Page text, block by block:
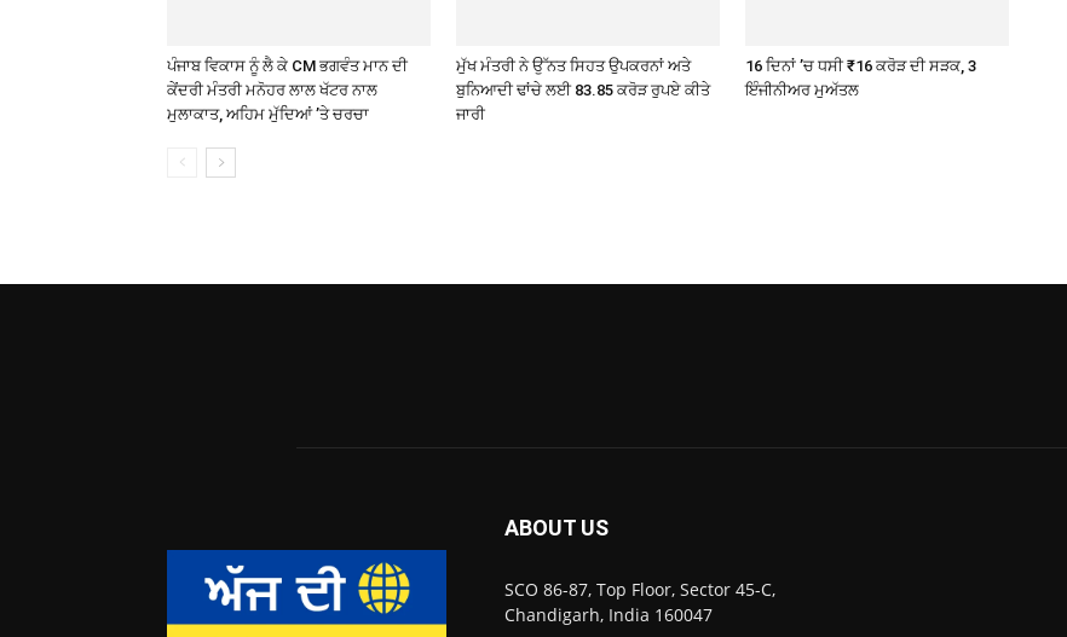
ਪੰਜਾਬ ਵਿਕਾਸ ਨੂੰ ਲੈ ਕੇ CM ਭਗਵੰਤ ਮਾਨ ਦੀ
ਕੇਂਦਰੀ ਮੰਤਰੀ ਮਨੋਹਰ ਲਾਲ ਖੱਟਰ ਨਾਲ
ਮੁਲਾਕਾਤ, ਅਹਿਮ ਮੁੱਦਿਆਂ ’ਤੇ ਚਰਚਾ
ਮੁੱਖ ਮੰਤਰੀ ਨੇ ਉੱਨਤ ਸਿਹਤ ਉਪਕਰਨਾਂ ਅਤੇ
ਬੁਨਿਆਦੀ ਢਾਂਚੇ ਲਈ 83.85 ਕਰੋੜ ਰੁਪਏ ਕੀਤੇ
ਜਾਰੀ
16 ਦਿਨਾਂ ’ਚ ਧਸੀ ₹16 ਕਰੋੜ ਦੀ ਸੜਕ, 3
ਇੰਜੀਨੀਅਰ ਮੁਅੱਤਲ
ABOUT US
SCO 86-87, Top Floor, Sector 45-C,
Chandigarh, India 160047